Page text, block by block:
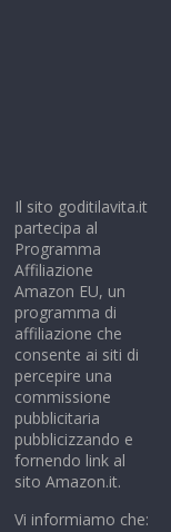
Il sito goditilavita.it
partecipa al
Programma
Affiliazione
Amazon EU, un
programma di
affiliazione che
consente ai siti di
percepire una
commissione
pubblicitaria
pubblicizzando e
fornendo link al
sito Amazon.it.
Vi informiamo che: